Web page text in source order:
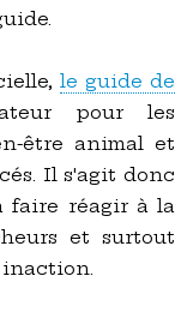
le guide de
pour les
être animal et
Il s'agit donc
faire réagir à la
et surtout
inaction.